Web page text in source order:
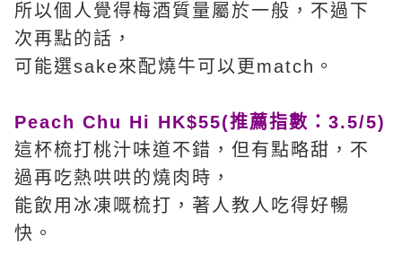
所以個人覺得梅酒質量屬於一般，不過下
次再點的話，
可能選sake來配燒牛可以更match。
Peach Chu Hi HK$55(推薦指數：3.5/5)
這杯梳打桃汁味道不錯，但有點略甜，不
過再吃熱哄哄的燒肉時，
能飲用冰凍嘅梳打，著人教人吃得好暢
快。